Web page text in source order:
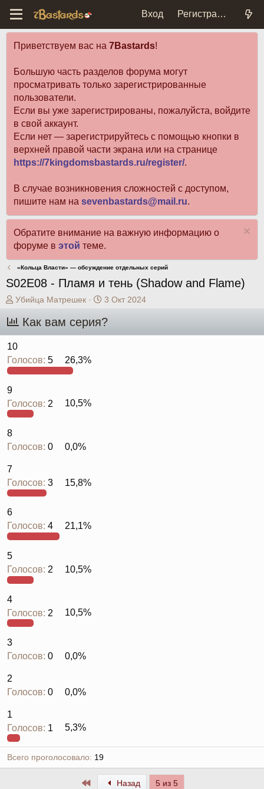
Вход Регистрация
Приветствуем вас на 7Bastards!
Большую часть разделов форума могут
просматривать только зарегистрированные
пользователи.
Если вы уже зарегистрированы, пожалуйста, войдите
в свой аккаунт.
Если нет — зарегистрируйтесь с помощью кнопки в
верхней правой части экрана или на странице
https://7kingdomsbastards.ru/register/.
В случае возникновения сложностей с доступом,
пишите нам на sevenbastards@mail.ru.
Обратите внимание на важную информацию о
форуме в этой теме.
«Кольца Власти» — обсуждение отдельных серий
S02E08 - Пламя и тень (Shadow and Flame)
А
р
е
м
Убийца Матрешек
Д
т
3 Окт 2024
Как вам серия?
10
Голосов: 5 26,3%
9
Голосов: 2 10,5%
8
Голосов: 0 0,0%
7
Голосов: 3 15,8%
6
Голосов: 4 21,1%
5
Голосов: 2 10,5%
4
Голосов: 2 10,5%
3
Голосов: 0 0,0%
2
Голосов: 0 0,0%
1
Голосов: 1 5,3%
Всего проголосовало 19
ПервыйНазад 5 из 5